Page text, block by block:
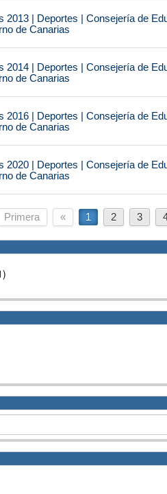
2013 | Deportes | Consejería de
de Canarias
2014 | Deportes | Consejería de
de Canarias
2016 | Deportes | Consejería de
de Canarias
2020 | Deportes | Consejería de
de Canarias
Primera « 1 2 3